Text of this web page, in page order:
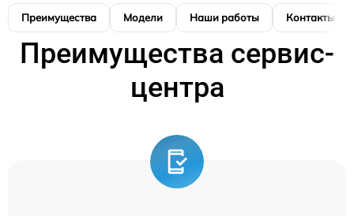
Преимущества Модели Наши работы Контакты
Преимущества сервис-
центра